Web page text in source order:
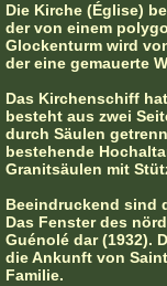
Die Kirche (Église)
der von einem
Glockenturm wird
der eine gemauerte
Das Kirchenschiff
besteht aus zwei
durch Säulen
bestehende
Granitsäulen mit
Beeindruckend sind
Das Fenster des
Guénolé dar (1932).
die Ankunft von
Familie.